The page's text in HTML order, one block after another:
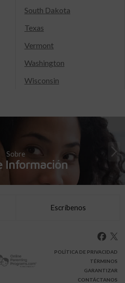
South Dakota
Texas
Vermont
Washington
Wisconsin
Sobre
Información
Escríbenos
POLÍTICA DE PRIVACIDAD
TÉRMINOS
GARANTIZAR
CONTÁCTANOS